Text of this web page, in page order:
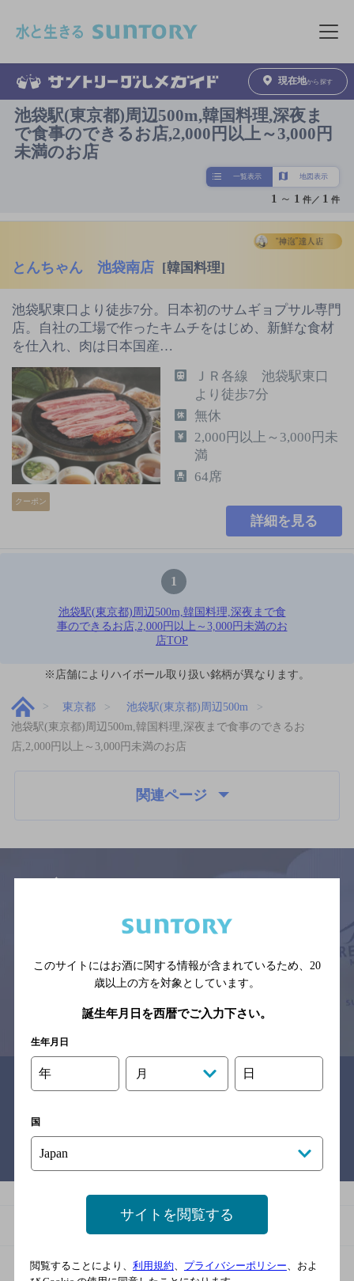
メニュ
現在地から探す
池袋駅(東京都)周辺500m,韓国料理,深夜ま
で食事のできるお店,2,000円以上～3,000円
未満のお店
一覧表示 地図表示
1 ～ 1 件／ 1 件
とんちゃん 池袋南店 [韓国料理]
池袋駅東口より徒歩7分。日本初のサムギョプサル専門
店。自社の工場で作ったキムチをはじめ、新鮮な食材
を仕入れ、肉は日本国産…
クーポン
ＪＲ各線 池袋駅東口
より徒歩7分
無休
2,000円以上～3,000円未
満
64席
詳細を見る
1
池袋駅(東京都)周辺500m,韓国料理,深夜まで食
事のできるお店,2,000円以上～3,000円未満のお
店TOP
※店舗によりハイボール取り扱い銘柄が異なります。
東京都
池袋駅(東京都)周辺500m
池袋駅(東京都)周辺500m,韓国料理,深夜まで食事のできるお
店,2,000円以上～3,000円未満のお店
関連ページ
サイトマップ
念のためお店にご確認の上ご来店くださいますようお願い申し上げま
す。
情報提供：ぐるなび
関連リンク
商品TOP
知る・楽しむ
このサイトにはお酒に関する情報が含まれているため、 20
歳以上の方を対象としています。
誕生年月日を西暦でご入力下さい。
生年月日
年 月 日
国
サイトを閲覧する
閲覧することにより、 利用規約 プライバシーポリシー 、およ